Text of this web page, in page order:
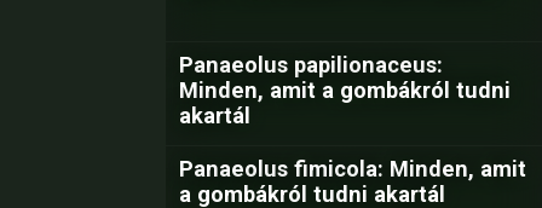
Panaeolus papilionaceus:
Minden, amit a gombákról tudni
akartál
Panaeolus fimicola: Minden, amit
a gombákról tudni akartál